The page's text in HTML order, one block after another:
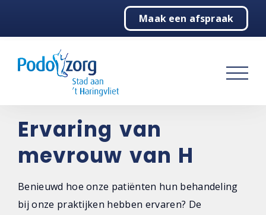
Maak een afspraak
Podologie
Behandelingen
Over ons
Contact
Ervaring van
mevrouw van H
Benieuwd hoe onze patiënten hun behandeling
bij onze praktijken hebben ervaren? De